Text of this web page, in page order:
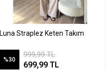
Luna Straplez Keten Takım
%30
999,99 TL
699,99 TL